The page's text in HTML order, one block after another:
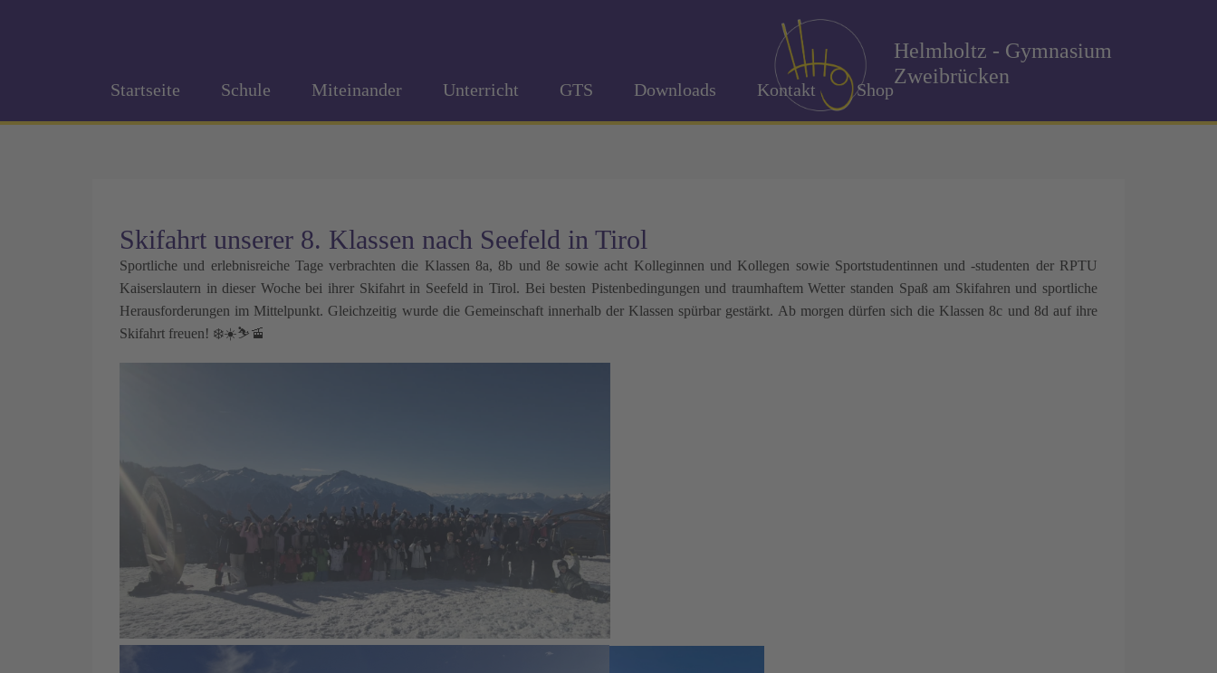
Helmholtz - Gymnasium
Zweibrücken
Startseite Schule Miteinander Unterricht GTS Downloads Kontakt Shop
Skifahrt unserer 8. Klassen nach Seefeld in Tirol
Sportliche und erlebnisreiche Tage verbrachten die Klassen 8a, 8b und 8e sowie acht Kolleginnen und Kollegen sowie Sportstudentinnen und -studenten der RPTU
Kaiserslautern in dieser Woche bei ihrer Skifahrt in Seefeld in Tirol. Bei besten Pistenbedingungen und traumhaftem Wetter standen Spaß am Skifahren und sportliche
Herausforderungen im Mittelpunkt. Gleichzeitig wurde die Gemeinschaft innerhalb der Klassen spürbar gestärkt. Ab morgen dürfen sich die Klassen 8c und 8d auf ihre
Skifahrt freuen! ❄️☀️⛷️🚡